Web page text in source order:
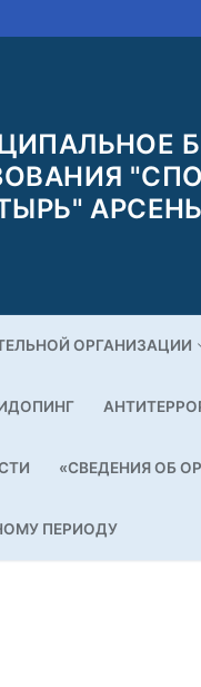
ОРГАНИЗАЦИИ
«СВЕДЕНИЯ ОБ
ПЕРИОДУ